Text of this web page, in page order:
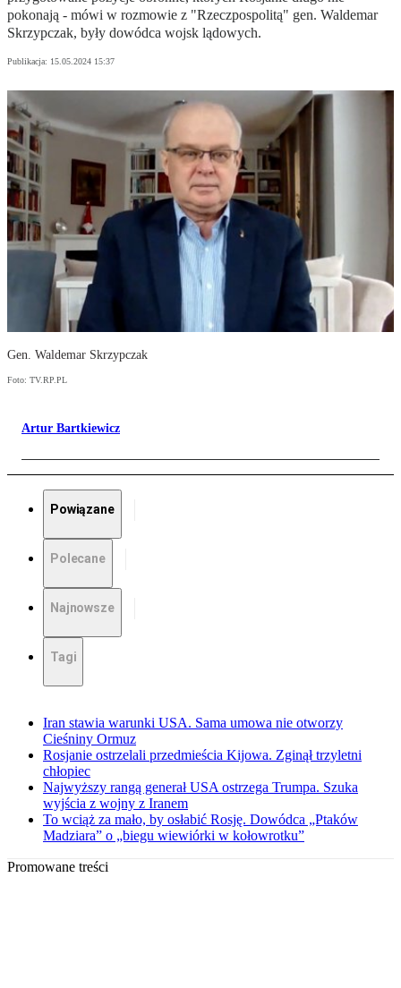
pokonają - mówi w rozmowie z "Rzeczpospolitą" gen. Waldemar
Skrzypczak, były dowódca wojsk lądowych.
Publikacja: 15.05.2024 15:37
Gen. Waldemar Skrzypczak
Foto: TV.RP.PL
Artur Bartkiewicz
Powiązane
Polecane
Najnowsze
Tagi
Iran stawia warunki USA. Sama umowa nie otworzy
Cieśniny Ormuz
Rosjanie ostrzelali przedmieścia Kijowa. Zginął trzyletni
chłopiec
Najwyższy rangą generał USA ostrzega Trumpa. Szuka
wyjścia z wojny z Iranem
To wciąż za mało, by osłabić Rosję. Dowódca „Ptaków
Madziara” o „biegu wiewiórki w kołowrotku”
Promowane treści